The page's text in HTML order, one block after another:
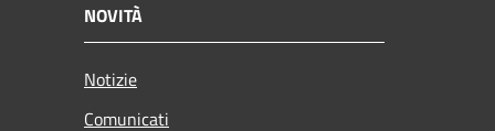
NOVITÀ
Notizie
Comunicati